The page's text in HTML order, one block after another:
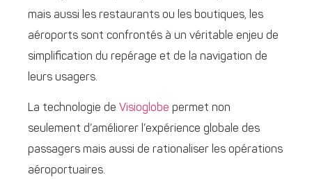
mais aussi les restaurants ou les boutiques, les
aéroports sont confrontés à un véritable enjeu de
simplification du repérage et de la navigation de
leurs usagers.
La technologie de Visioglobe permet non
seulement d’améliorer l’expérience globale des
passagers mais aussi de rationaliser les opérations
aéroportuaires.